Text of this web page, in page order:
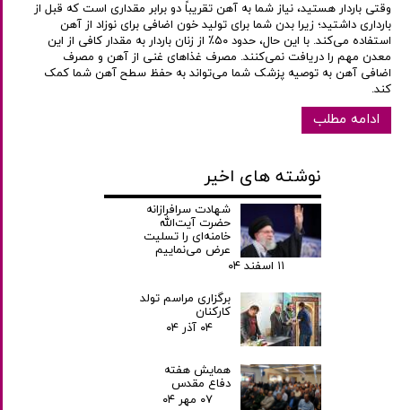
وقتی باردار هستید، نیاز شما به آهن تقریباً دو برابر مقداری است که قبل از
بارداری داشتید؛ زیرا بدن شما برای تولید خون اضافی برای نوزاد از آهن
استفاده می‌کند. با این حال، حدود ۵۰٪ از زنان باردار به مقدار کافی از این
معدن مهم را دریافت نمی‌کنند. مصرف غذاهای غنی از آهن و مصرف
اضافی آهن به توصیه پزشک شما می‌تواند به حفظ سطح آهن شما کمک
کند.
ادامه مطلب
نوشته های اخیر
شهادت سرافرازانه
حضرت آیت‌الله
خامنه‌ای را تسلیت
عرض می‌نماییم
۱۱ اسفند ۰۴
برگزاری مراسم تولد
کارکنان
۰۴ آذر ۰۴
همایش هفته
دفاع مقدس
۰۷ مهر ۰۴